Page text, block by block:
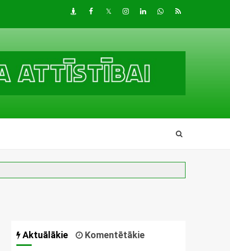
DraugiemFacebook
TwitterInstagram
LinkedInwhatsapp
RSS
Aktuālākie Komentētākie